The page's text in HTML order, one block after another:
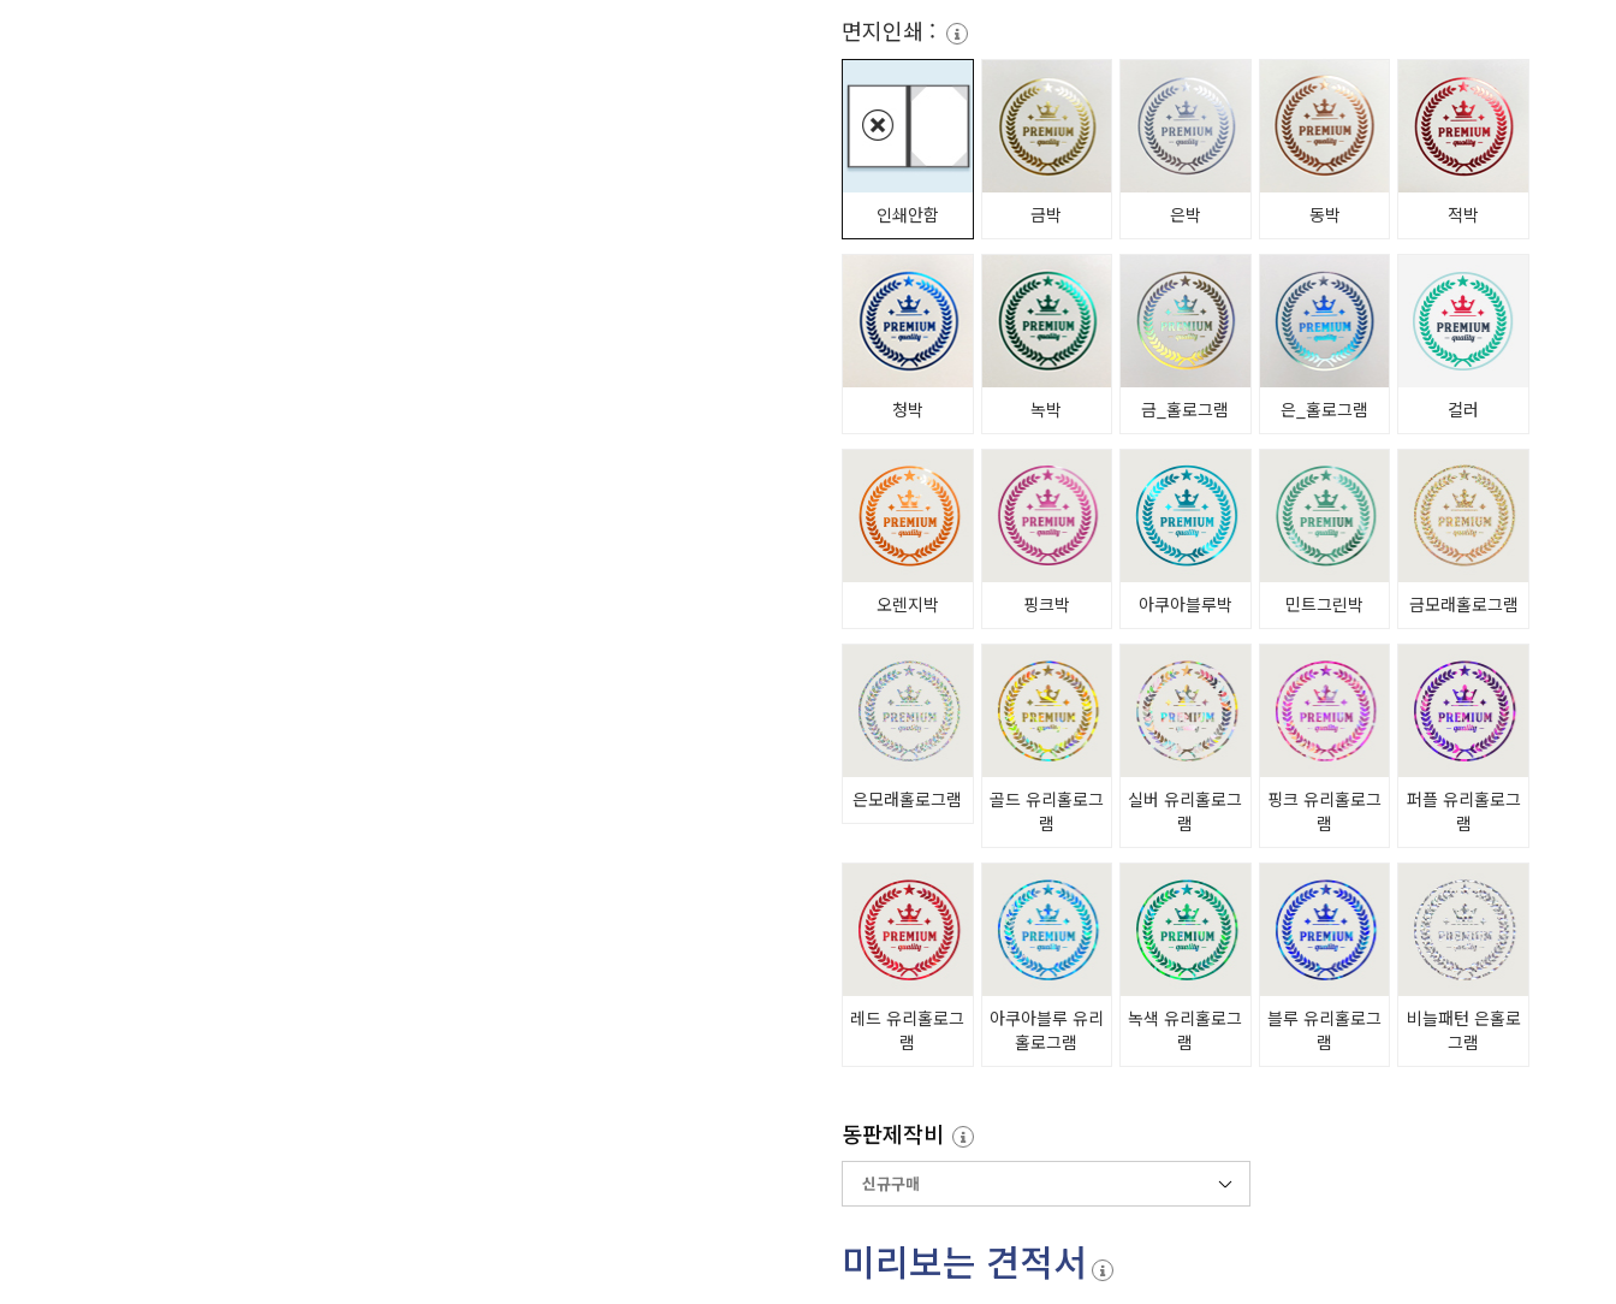
면지인쇄 :
인쇄안함 금박 은박 동박 적박
청박 녹박 금_홀로그램 은_홀로그램 컬러
오렌지박 핑크박 아쿠아블루박 민트그린박 금모래홀로그램
은모래홀로그램
골드 유리홀로그
램
실버 유리홀로그
램
핑크 유리홀로그
램
퍼플 유리홀로그
램
레드 유리홀로그
램
아쿠아블루 유리
홀로그램
녹색 유리홀로그
램
블루 유리홀로그
램
비늘패턴 은홀로
그램
동판제작비
미리보는 견적서